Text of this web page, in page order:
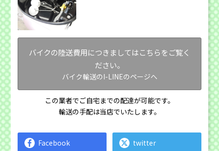
バイクの陸送費用につきましてはこちらをご覧く
ださい。
バイク輸送のI-LINEのページへ
この業者でご自宅までの配達が可能です。
輸送の手配は当店でいたします。
Facebook twitter